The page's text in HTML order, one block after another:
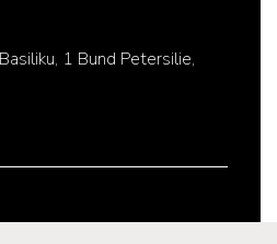
1 Bund Petersilie,